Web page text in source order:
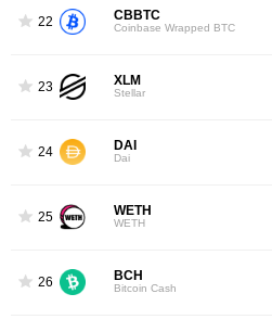
22 CBBTC
Coinbase Wrapped BTC
23 XLM
Stellar
24 DAI
Dai
25 WETH
WETH
26 BCH
Bitcoin Cash